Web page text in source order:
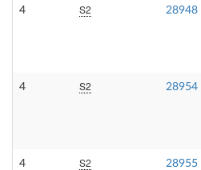
4 S2 28948
4 S2 28954
4 S2 28955